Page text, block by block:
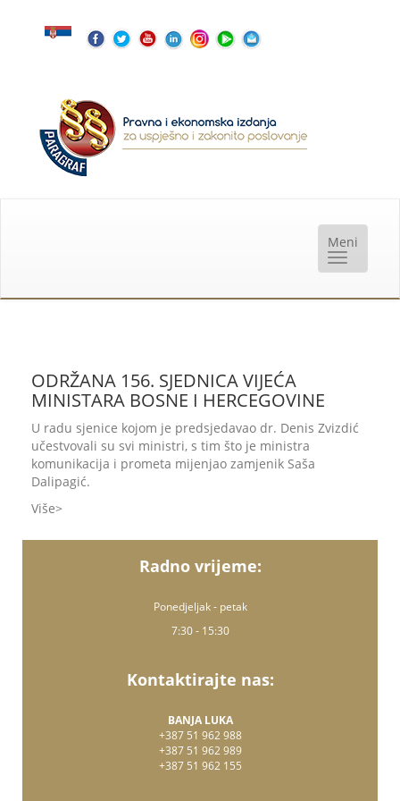
ODRŽANA 156. SJEDNICA VIJEĆA
MINISTARA BOSNE I HERCEGOVINE
U radu sjenice kojom je predsjedavao dr. Denis Zvizdić
učestvovali su svi ministri, s tim što je ministra
komunikacija i prometa mijenjao zamjenik Saša
Dalipagić.
Više
Radno vrijeme:
Ponedjeljak - petak
7:30 - 15:30
Kontaktirajte nas:
BANJA LUKA
+387 51 962 988
+387 51 962 989
+387 51 962 155